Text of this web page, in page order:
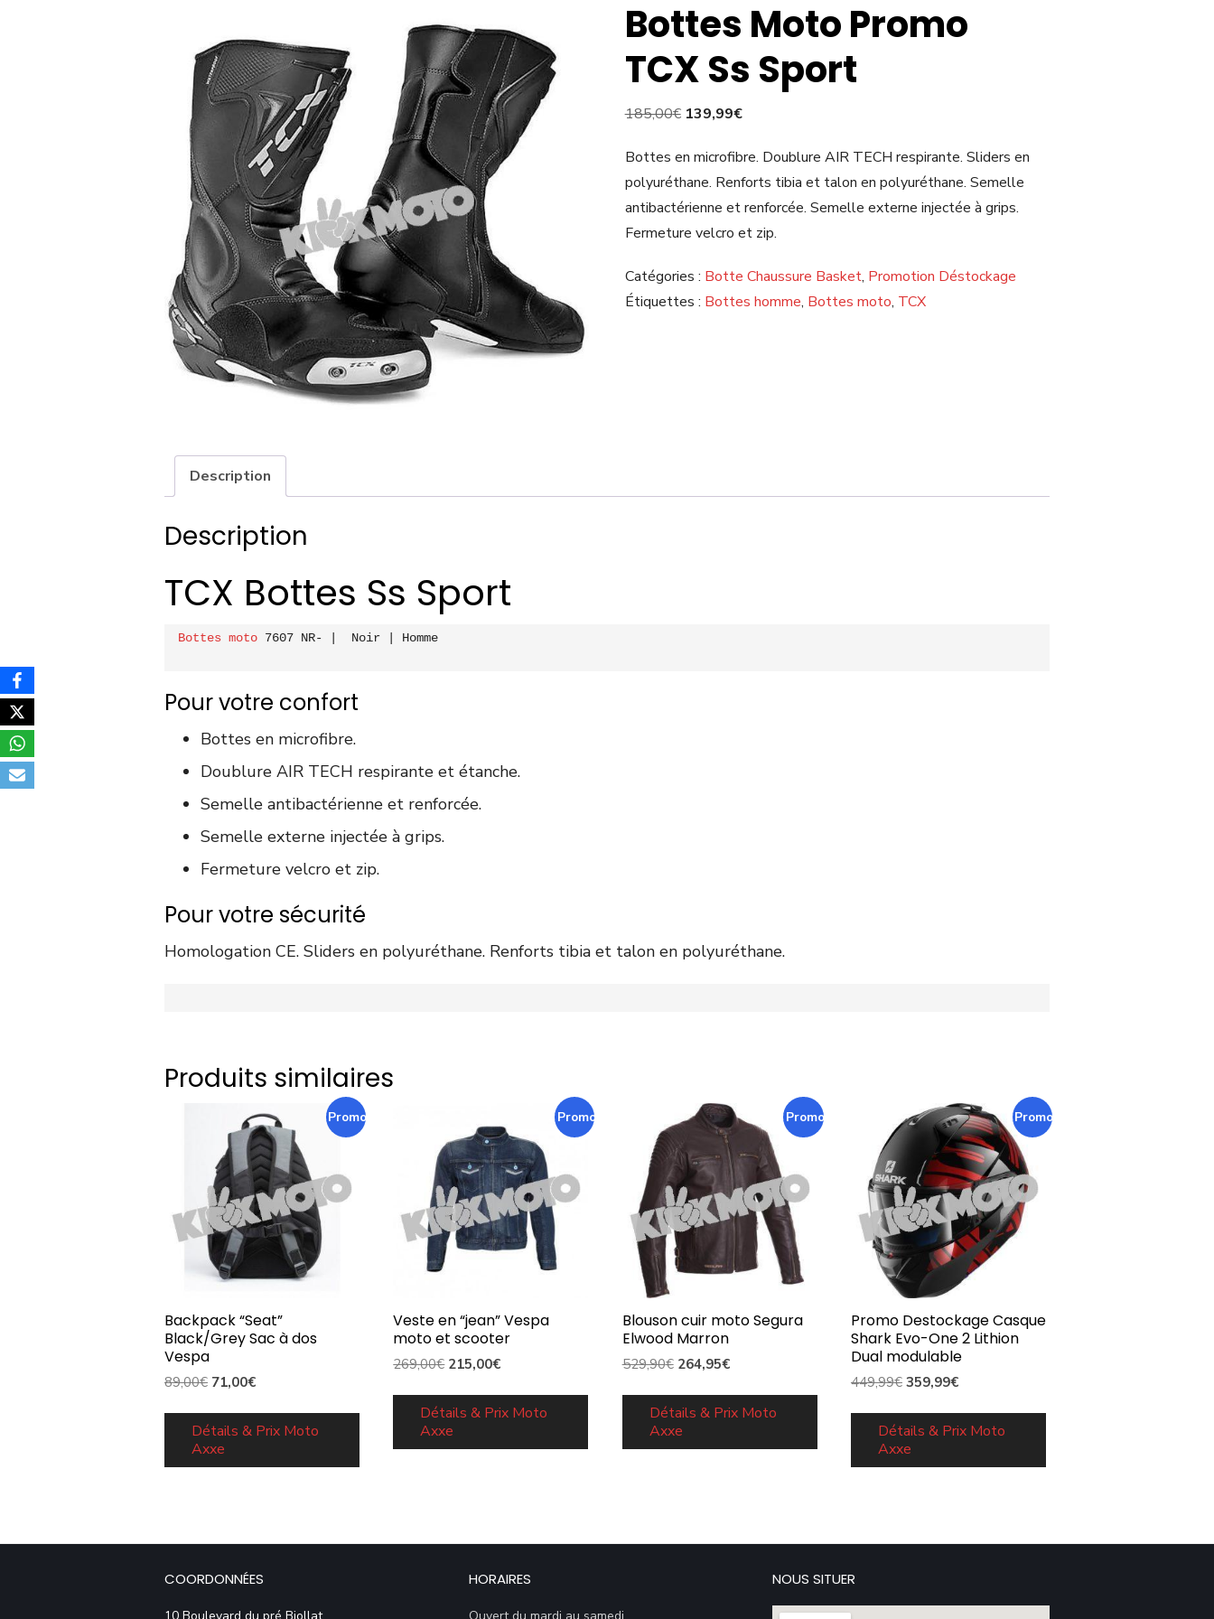
Bottes Moto Promo
TCX Ss Sport
185,00€ Le
initial
était :
185,00€.
139,99€Le
actuel
est :
139,99€.
Bottes en microfibre. Doublure AIR TECH respirante. Sliders en
polyuréthane. Renforts tibia et talon en polyuréthane. Semelle
antibactérienne et renforcée. Semelle externe injectée à grips.
Fermeture velcro et zip.
Catégories : Botte Chaussure Basket, Promotion Déstockage
Étiquettes : Bottes homme, Bottes moto, TCX
Description
Description
TCX Bottes Ss Sport
Bottes moto 7607 NR- Noir Homme
Pour votre confort
Bottes en microfibre.
Doublure AIR TECH respirante et étanche.
Semelle antibactérienne et renforcée.
Semelle externe injectée à grips.
Fermeture velcro et zip.
Pour votre sécurité
Homologation CE. Sliders en polyuréthane. Renforts tibia et talon en polyuréthane.
Produits similaires
Promo !
Backpack “Seat”
Black/Grey Sac à dos
Vespa
89,00€ Le
initial
était :
71,00€Le
actuel
Détails & Prix Moto
Axxe
Promo !
Veste en “jean” Vespa
moto et scooter
269,00€ Le
initial
était :
215,00€Le
actuel
Détails & Prix Moto
Axxe
Promo !
Blouson cuir moto Segura
Elwood Marron
529,90€ Le
initial
était :
264,95€Le
actuel
Détails & Prix Moto
Axxe
Promo !
Promo Destockage Casque
Shark Evo-One 2 Lithion
Dual modulable
449,99€ Le
initial
était :
359,99€Le
actuel
Détails & Prix Moto
Axxe
COORDONNÉES HORAIRES NOUS SITUER